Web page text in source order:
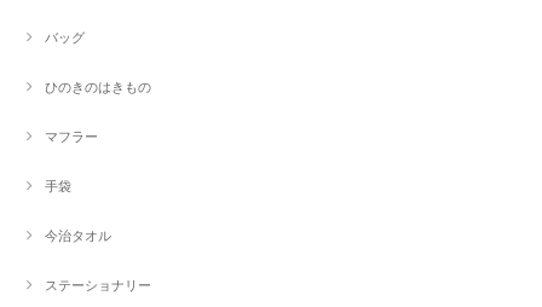
バッグ
ひのきのはきもの
マフラー
手袋
今治タオル
ステーショナリー